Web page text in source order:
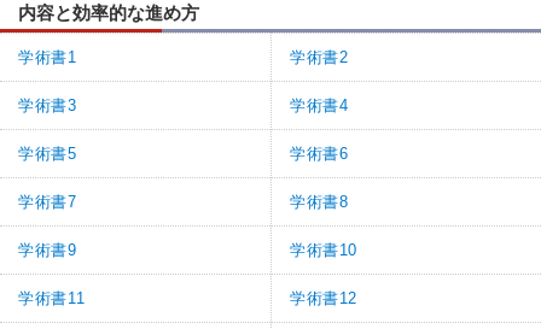
内容と効率的な進め方
学術書1 学術書2
学術書3 学術書4
学術書5 学術書6
学術書7 学術書8
学術書9 学術書10
学術書11 学術書12